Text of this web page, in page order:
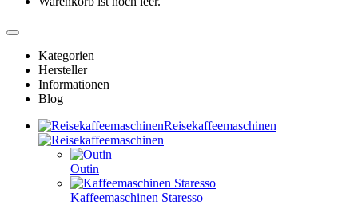
Kategorien
Hersteller
Informationen
Blog
Reisekaffeemaschinen
Outin
Kaffeemaschinen Staresso